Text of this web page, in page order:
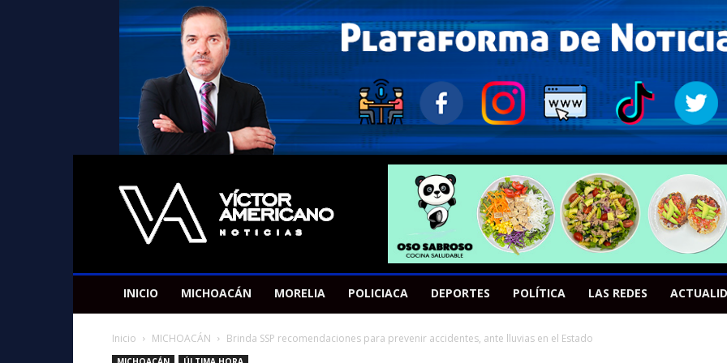
Americano
Victor
INICIO MICHOACÁN MORELIA POLICIACA DEPORTES POLÍTICA LAS REDES
Inicio MICHOACÁN Brinda SSP recomendaciones para prevenir accidentes, ante lluvias en el Estado